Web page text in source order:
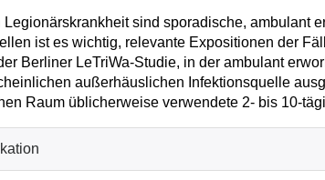
sind sporadische, ambulant
ist es wichtig, relevante Expositionen der
Berliner LeTriWa-Studie, in der ambulant
außerhäuslichen Infektionsquelle
Raum üblicherweise verwendete 2- bis 10-